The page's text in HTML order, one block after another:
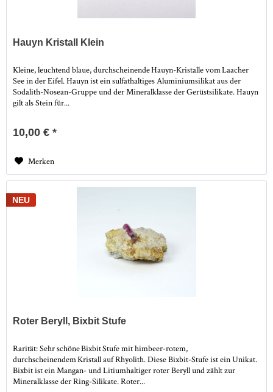
Hauyn Kristall Klein
Kleine, leuchtend blaue, durchscheinende Hauyn-Kristalle vom Laacher
See in der Eifel. Hauyn ist ein sulfathaltiges Aluminiumsilikat aus der
Sodalith-Nosean-Gruppe und der Mineralklasse der Gerüstsilikate. Hauyn
gilt als Stein für...
10,00 € *
Merken
NEU
Roter Beryll, Bixbit Stufe
Rarität: Sehr schöne Bixbit Stufe mit himbeer-rotem,
durchscheinendem Kristall auf Rhyolith. Diese Bixbit-Stufe ist ein Unikat.
Bixbit ist ein Mangan- und Litiumhaltiger roter Beryll und zählt zur
Mineralklasse der Ring-Silikate. Roter...